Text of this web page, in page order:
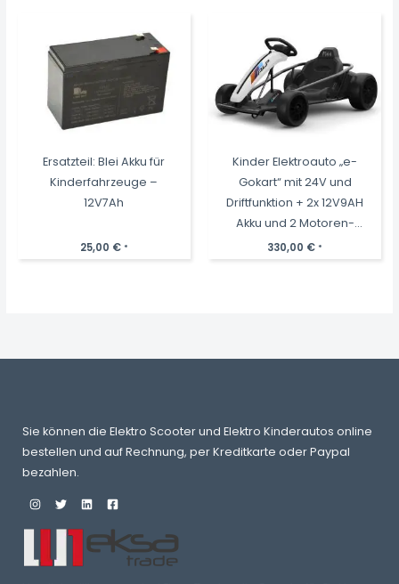
Ersatzteil: Blei Akku für
Kinderfahrzeuge –
12V7Ah
25,00 € *
Kinder Elektroauto „e-
Gokart“ mit 24V und
Driftfunktion + 2x 12V9AH
Akku und 2 Motoren-
Weiss
330,00 € *
Sie können die Elektro Scooter und Elektro Kinderautos online
bestellen und auf Rechnung, per Kreditkarte oder Paypal
bezahlen.